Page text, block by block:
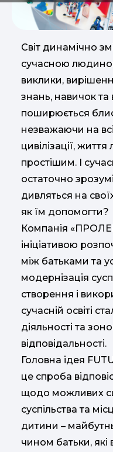
Світ динамічно
сучасною
виклики,
знань, навичок та
поширюється
незважаючи на
цивілізації,
простішим. І
остаточно
дивляться на
як їм допомогти?
Компанія
ініціативою
між батьками та
модернізація
створення і
сучасній освіті
діяльності та
відповідальності.
Головна ідея
це спроба
щодо можливих
суспільства та
дитини –
чином батьки, які